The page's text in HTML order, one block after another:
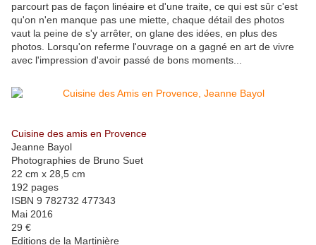
parcourt pas de façon linéaire et d'une traite, ce qui est sûr c'est
qu'on n'en manque pas une miette, chaque détail des photos
vaut la peine de s'y arrêter, on glane des idées, en plus des
photos. Lorsqu'on referme l'ouvrage on a gagné en art de vivre
avec l'impression d'avoir passé de bons moments...
Cuisine des amis en Provence
Jeanne Bayol
Photographies de Bruno Suet
22 cm x 28,5 cm
192 pages
ISBN 9 782732 477343
Mai 2016
29 €
Editions de la Martinière